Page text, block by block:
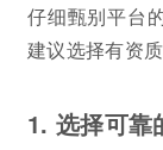
仔细甄别平台
建议选择有资
1. 选择可靠